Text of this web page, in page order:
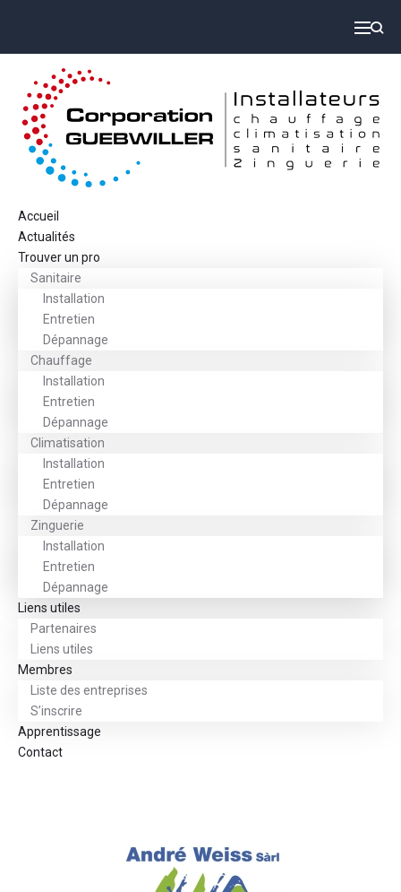
Accueil
Actualités
Trouver un pro
Sanitaire
Installation
Entretien
Dépannage
Chauffage
Installation
Entretien
Dépannage
Climatisation
Installation
Entretien
Dépannage
Zinguerie
Installation
Entretien
Dépannage
Liens utiles
Partenaires
Liens utiles
Membres
Liste des entreprises
S’inscrire
Apprentissage
Contact